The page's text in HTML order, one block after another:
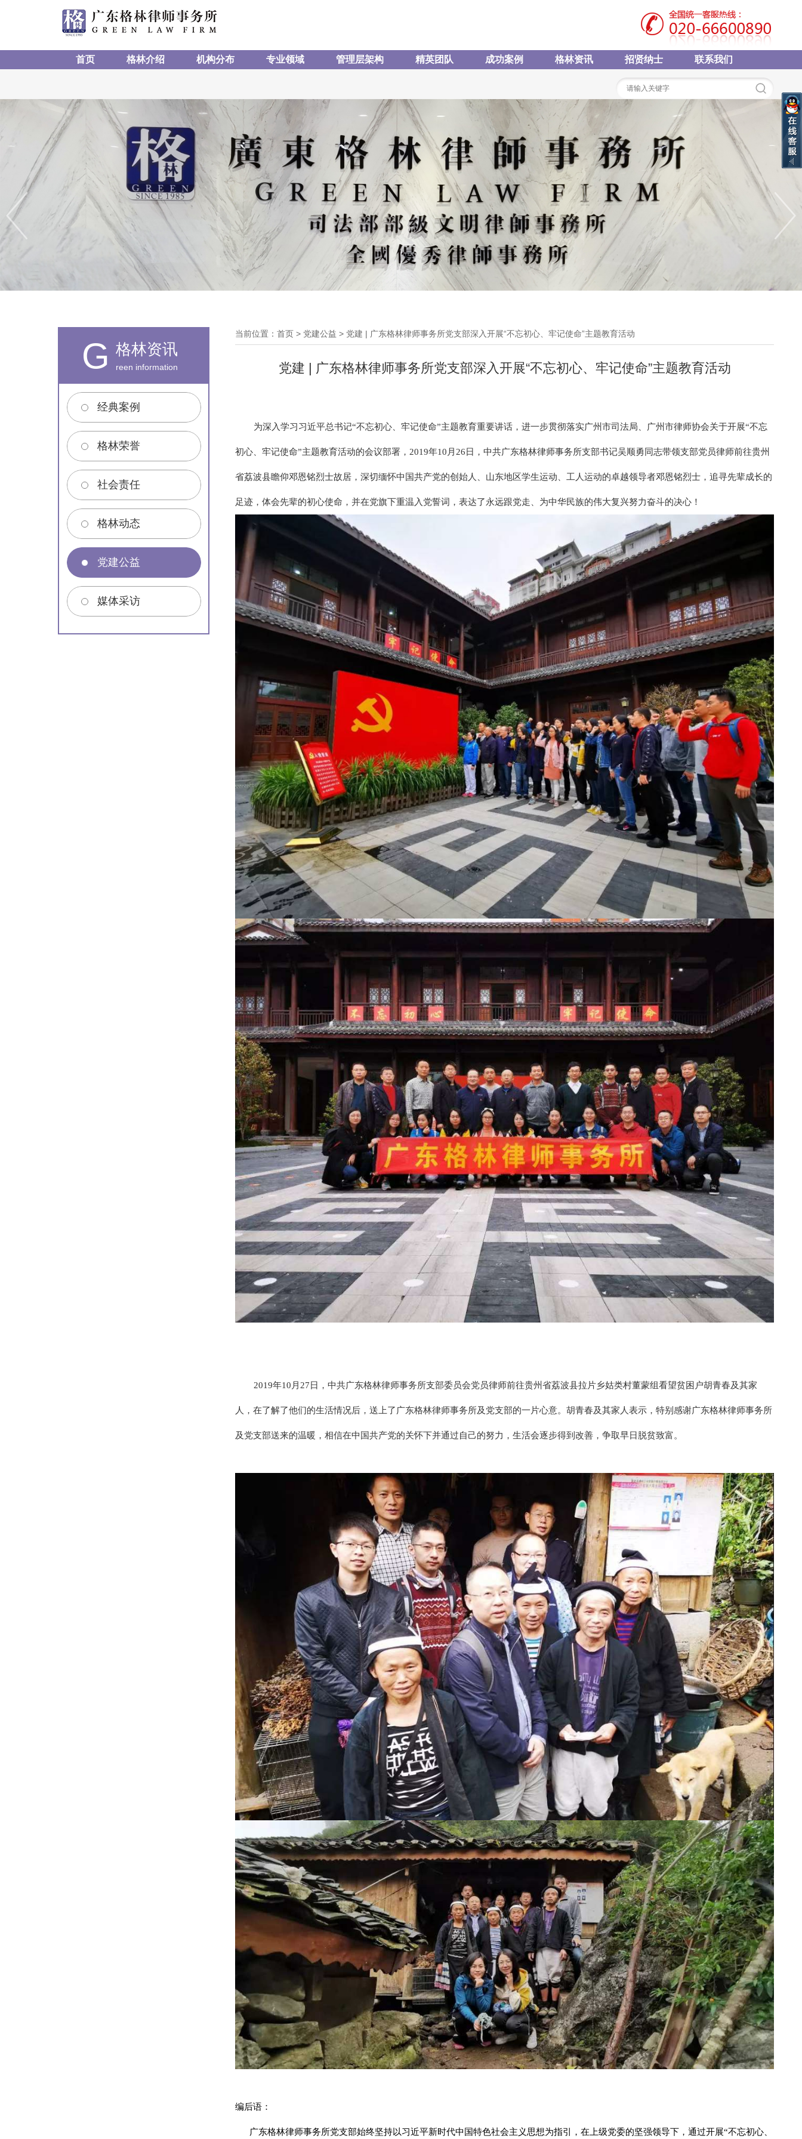
首页 格林介绍 机构分布 专业领域 管理层架构 精英团队 成功案例 格林资讯 招贤纳士 联系我们
G 格林资讯
reen information
经典案例
格林荣誉
社会责任
格林动态
党建公益
媒体采访
当前位置： 首页 > 党建公益 > 党建 | 广东格林律师事务所党支部深入开展“不忘初心、牢记使命”主题教育活动
党建 | 广东格林律师事务所党支部深入开展“不忘初心、牢记使命”主题教育活动
为深入学习习近平总书记“不忘初心、牢记使命”主题教育重要讲话，进一步贯彻落实广州市司法局、广州市律师协会关于开展“不忘
初心、牢记使命”主题教育活动的会议部署，2019年10月26日，中共广东格林律师事务所支部书记吴顺勇同志带领支部党员律师前往贵州
省荔波县瞻仰邓恩铭烈士故居，深切缅怀中国共产党的创始人、山东地区学生运动、工人运动的卓越领导者邓恩铭烈士，追寻先辈成长的
足迹，体会先辈的初心使命，并在党旗下重温入党誓词，表达了永远跟党走、为中华民族的伟大复兴努力奋斗的决心！
2019年10月27日，中共广东格林律师事务所支部委员会党员律师前往贵州省荔波县拉片乡姑类村董蒙组看望贫困户胡青春及其家
人，在了解了他们的生活情况后，送上了广东格林律师事务所及党支部的一片心意。胡青春及其家人表示，特别感谢广东格林律师事务所
及党支部送来的温暖，相信在中国共产党的关怀下并通过自己的努力，生活会逐步得到改善，争取早日脱贫致富。
编后语：
广东格林律师事务所党支部始终坚持以习近平新时代中国特色社会主义思想为指引，在上级党委的坚强领导下，通过开展“不忘初心、